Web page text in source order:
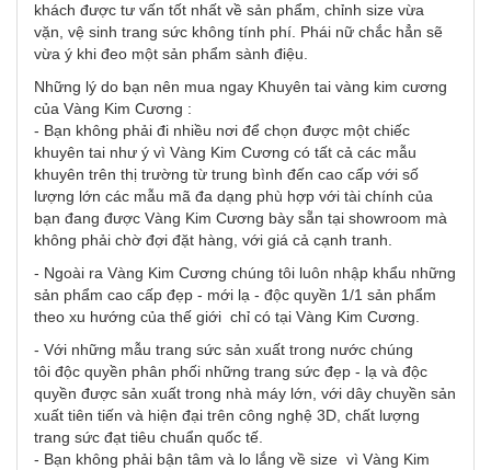
khách được tư vấn tốt nhất về sản phẩm, chỉnh size vừa
vặn, vệ sinh trang sức không tính phí. Phái nữ chắc hẳn sẽ
vừa ý khi đeo một sản phẩm sành điệu.
Những lý do bạn nên mua ngay Khuyên tai vàng kim cương
của Vàng Kim Cương :
- Bạn không phải đi nhiều nơi để chọn được một chiếc
khuyên tai như ý vì Vàng Kim Cương có tất cả các mẫu
khuyên trên thị trường từ trung bình đến cao cấp với số
lượng lớn các mẫu mã đa dạng phù hợp với tài chính của
bạn đang được Vàng Kim Cương bày sẵn tại showroom mà
không phải chờ đợi đặt hàng, với giá cả cạnh tranh.
- Ngoài ra Vàng Kim Cương chúng tôi luôn nhập khẩu những
sản phẩm cao cấp đẹp - mới lạ - độc quyền 1/1 sản phẩm
theo xu hướng của thế giới chỉ có tại Vàng Kim Cương.
- Với những mẫu trang sức sản xuất trong nước chúng
tôi độc quyền phân phối những trang sức đẹp - lạ và độc
quyền được sản xuất trong nhà máy lớn, với dây chuyền sản
xuất tiên tiến và hiện đại trên công nghệ 3D, chất lượng
trang sức đạt tiêu chuẩn quốc tế.
- Bạn không phải bận tâm và lo lắng về size vì Vàng Kim